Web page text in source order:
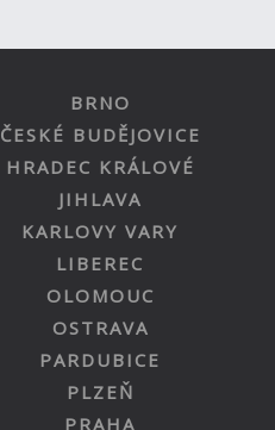
BRNO
ČESKÉ BUDĚJOVICE
HRADEC KRÁLOVÉ
JIHLAVA
KARLOVY VARY
LIBEREC
OLOMOUC
OSTRAVA
PARDUBICE
PLZEŇ
PRAHA